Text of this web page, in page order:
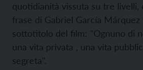
quotidianità vissuta su tre livelli,
frase di Gabriel García Márquez
sottotitolo del film: "Ognuno di
una vita privata , una vita
segreta".